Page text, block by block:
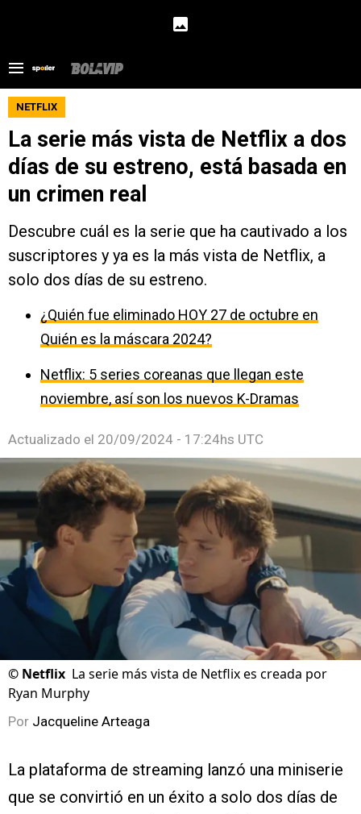
NETFLIX
La serie más vista de Netflix a dos
días de su estreno, está basada en
un crimen real
Descubre cuál es la serie que ha cautivado a los
suscriptores y ya es la más vista de Netflix, a
solo dos días de su estreno.
¿Quién fue eliminado HOY 27 de octubre en
Quién es la máscara 2024?
Netflix: 5 series coreanas que llegan este
noviembre, así son los nuevos K-Dramas
Actualizado el 20/09/2024 - 17:24hs UTC
© Netflix La serie más vista de Netflix es creada por
Ryan Murphy
Por Jacqueline Arteaga
La plataforma de streaming lanzó una miniserie
que se convirtió en un éxito a solo dos días de